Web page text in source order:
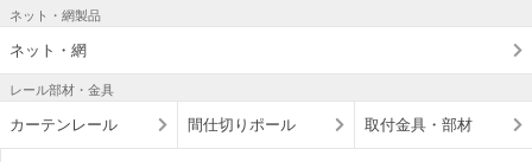
ネット・網製品
ネット・網
レール部材・金具
カーテンレール 間仕切りポール 取付金具・部材